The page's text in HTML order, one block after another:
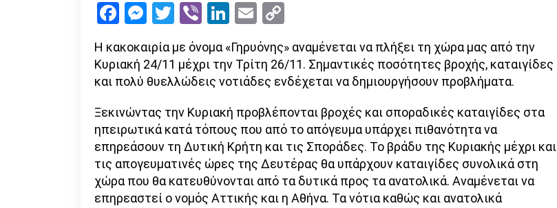
Facebook
Messenger
Twitter
ViberLinkedIn
Email
Link
Η κακοκαιρία με όνομα «Γηρυόνης» αναμένεται να πλήξει τη χώρα μας από την
Κυριακή 24/11 μέχρι την Τρίτη 26/11. Σημαντικές ποσότητες βροχής, καταιγίδες
και πολύ θυελλώδεις νοτιάδες ενδέχεται να δημιουργήσουν προβλήματα.
Ξεκινώντας την Κυριακή προβλέπονται βροχές και σποραδικές καταιγίδες στα
ηπειρωτικά κατά τόπους που από το απόγευμα υπάρχει πιθανότητα να
επηρεάσουν τη Δυτική Κρήτη και τις Σποράδες. Το βράδυ της Κυριακής μέχρι και
τις απογευματινές ώρες της Δευτέρας θα υπάρχουν καταιγίδες συνολικά στη
χώρα που θα κατευθύνονται από τα δυτικά προς τα ανατολικά. Αναμένεται να
επηρεαστεί ο νομός Αττικής και η Αθήνα. Τα νότια καθώς και ανατολικά